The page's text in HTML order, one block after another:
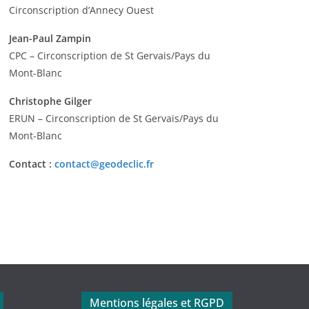
Circonscription d’Annecy Ouest
Jean-Paul Zampin
CPC – Circonscription de St Gervais/Pays du
Mont-Blanc
Christophe Gilger
ERUN – Circonscription de St Gervais/Pays du
Mont-Blanc
Contact : contact@geodeclic.fr
Mentions légales et RGPD